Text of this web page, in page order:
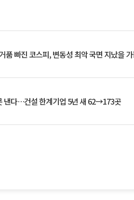
품 빠진 코스피, 변동성 최악 국면 지났을
낸다…건설 한계기업 5년 새 62→173곳